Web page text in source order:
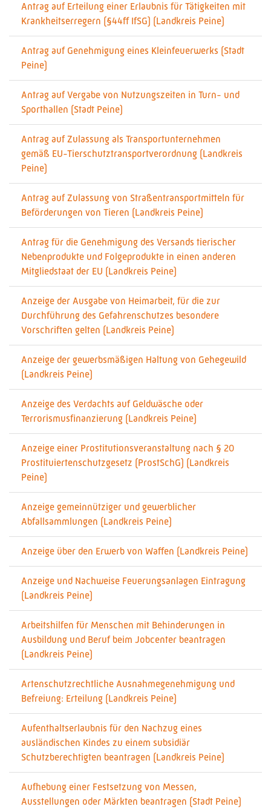
Antrag auf Erteilung einer Erlaubnis für Tätigkeiten mit
Krankheitserregern (§44ff IfSG) (Landkreis Peine)
Antrag auf Genehmigung eines Kleinfeuerwerks (Stadt
Peine)
Antrag auf Vergabe von Nutzungszeiten in Turn- und
Sporthallen (Stadt Peine)
Antrag auf Zulassung als Transportunternehmen
gemäß EU-Tierschutztransportverordnung (Landkreis
Peine)
Antrag auf Zulassung von Straßentransportmitteln für
Beförderungen von Tieren (Landkreis Peine)
Antrag für die Genehmigung des Versands tierischer
Nebenprodukte und Folgeprodukte in einen anderen
Mitgliedstaat der EU (Landkreis Peine)
Anzeige der Ausgabe von Heimarbeit, für die zur
Durchführung des Gefahrenschutzes besondere
Vorschriften gelten (Landkreis Peine)
Anzeige der gewerbsmäßigen Haltung von Gehegewild
(Landkreis Peine)
Anzeige des Verdachts auf Geldwäsche oder
Terrorismusfinanzierung (Landkreis Peine)
Anzeige einer Prostitutionsveranstaltung nach § 20
Prostituiertenschutzgesetz (ProstSchG) (Landkreis
Peine)
Anzeige gemeinnütziger und gewerblicher
Abfallsammlungen (Landkreis Peine)
Anzeige über den Erwerb von Waffen (Landkreis Peine)
Anzeige und Nachweise Feuerungsanlagen Eintragung
(Landkreis Peine)
Arbeitshilfen für Menschen mit Behinderungen in
Ausbildung und Beruf beim Jobcenter beantragen
(Landkreis Peine)
Artenschutzrechtliche Ausnahmegenehmigung und
Befreiung: Erteilung (Landkreis Peine)
Aufenthaltserlaubnis für den Nachzug eines
ausländischen Kindes zu einem subsidiär
Schutzberechtigten beantragen (Landkreis Peine)
Aufhebung einer Festsetzung von Messen,
Ausstellungen oder Märkten beantragen (Stadt Peine)